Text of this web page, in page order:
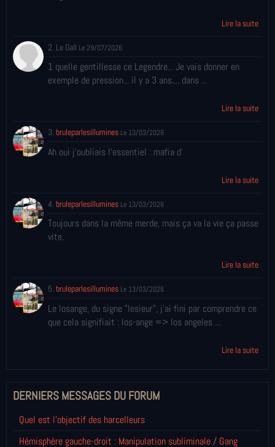
Lire la suite
2. Le Gall Le 29/07/2026
1 quelle gentillesse ce Legendre... Je vais donner en
exemple de pression... il y a 3 ans.... dans ...
Lire la suite
3. bruleparlesillumines Le 13/03/2026
Ah oui j'oubliais l'essentiel : mafia d'
Lire la suite
4. bruleparlesillumines Le 13/03/2026
Toujours dans la même merde, mais ça va la vie ça passe
vite.
Lire la suite
5. bruleparlesillumines Le 13/03/2026
Le losange, du signe "lesieur", j'ai fini par comprendre ce
que cela signifiait : los-ange => los angeles ...
Lire la suite
DERNIERS MESSAGES DU FORUM
Quel est l'objectif des harcelleurs
Hémisphère gauche-droit : Manipulation subliminale / Gang